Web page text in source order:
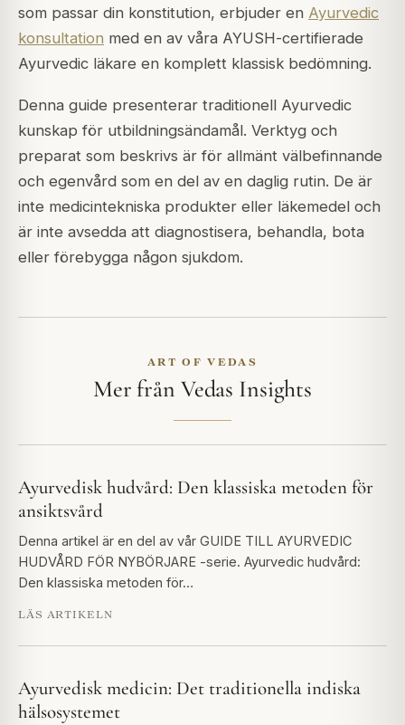
som passar din konstitution, erbjuder en Ayurvedic
konsultation med en av våra AYUSH-certifierade
Ayurvedic läkare en komplett klassisk bedömning.
Denna guide presenterar traditionell Ayurvedic
kunskap för utbildningsändamål. Verktyg och
preparat som beskrivs är för allmänt välbefinnande
och egenvård som en del av en daglig rutin. De är
inte medicintekniska produkter eller läkemedel och
är inte avsedda att diagnostisera, behandla, bota
eller förebygga någon sjukdom.
ART OF VEDAS
Mer från Vedas Insights
Ayurvedisk hudvård: Den klassiska metoden för
ansiktsvård
Denna artikel är en del av vår GUIDE TILL AYURVEDIC
HUDVÅRD FÖR NYBÖRJARE -serie. Ayurvedic hudvård:
Den klassiska metoden för…
LÄS ARTIKELN
Ayurvedisk medicin: Det traditionella indiska
hälsosystemet